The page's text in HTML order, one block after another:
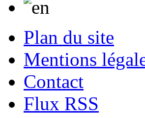
Plan du site
Mentions
Contact
Flux RSS